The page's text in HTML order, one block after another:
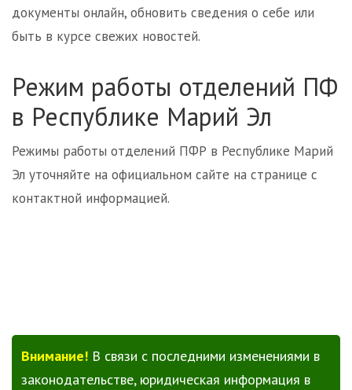
документы онлайн, обновить сведения о себе или
быть в курсе свежих новостей.
Режим работы отделений ПФ
в Республике Марий Эл
Режимы работы отделений ПФР в Республике Марий
Эл уточняйте на официальном сайте на странице с
контактной информацией.
Внимание! В связи с последними изменениями в
законодательстве, юридическая информация в